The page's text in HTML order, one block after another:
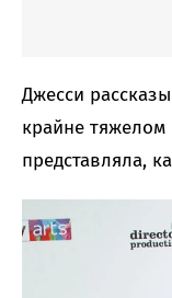
Джесси
крайне
представляла,